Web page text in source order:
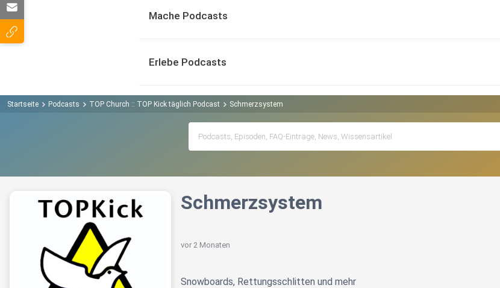
Mache Podcasts
Erlebe Podcasts
Startseite Podcasts TOP Church :: TOP Kick täglich Podcast Schmerzsystem
Schmerzsystem
vor 2 Monaten
Snowboards, Rettungsschlitten und mehr